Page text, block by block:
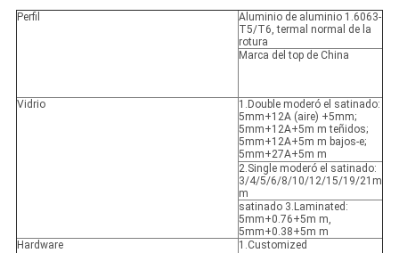
Perfil
Aluminio de aluminio 1.6063-
T5/T6, termal normal de la
rotura
Marca del top de China
Vidrio
1.Double moderó el satinado:
5mm+12A (aire) +5mm;
5mm+12A+5m m teñidos;
5mm+12A+5m m bajos-e;
5mm+27A+5m m
2.Single moderó el satinado:
3/4/5/6/8/10/12/15/19/21m
m
satinado 3.Laminated:
5mm+0.76+5m m,
5mm+0.38+5m m
Hardware
1.Customized